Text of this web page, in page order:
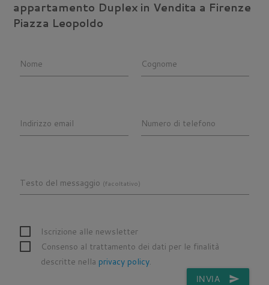
appartamento Duplex in Vendita a Firenze
Piazza Leopoldo
Nome Cognome
Indirizzo email Numero di telefono
Testo del messaggio (facoltativo)
Iscrizione alle newsletter
Consenso al trattamento dei dati per le finalità
descritte nella privacy policy.
INVIA send